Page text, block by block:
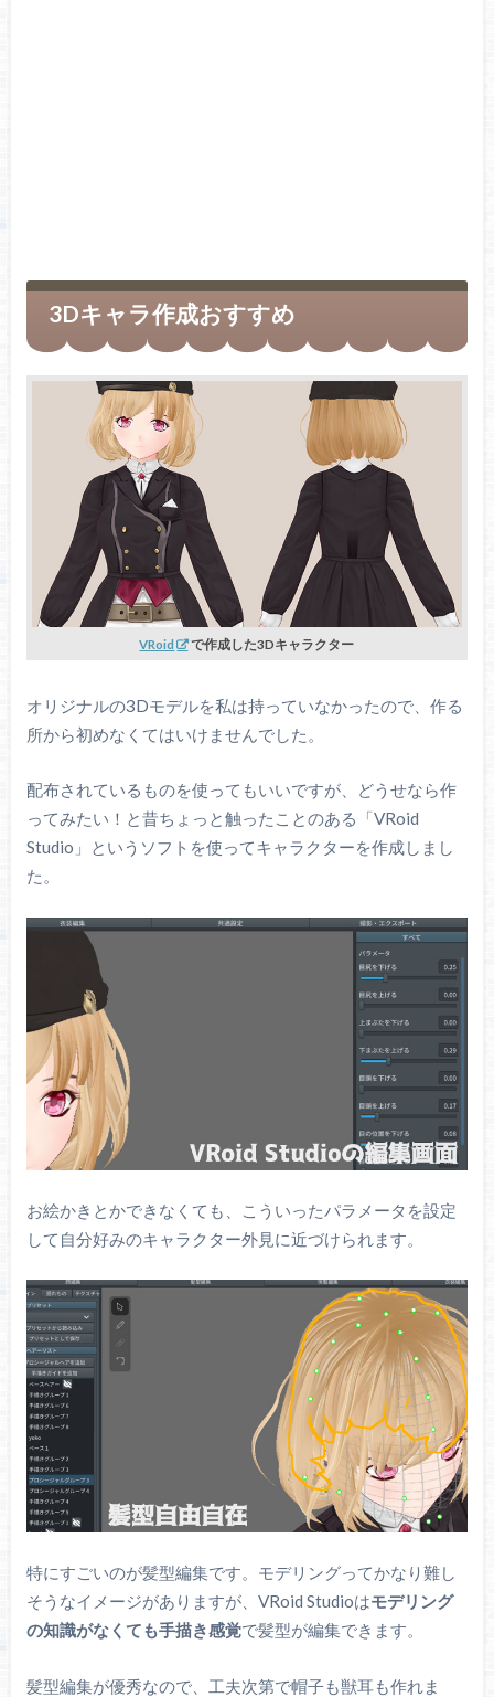
3Dキャラ作成おすすめ
VRoid で作成した3Dキャラクター
オリジナルの3Dモデルを私は持っていなかったので、作る
所から初めなくてはいけませんでした。
配布されているものを使ってもいいですが、どうせなら作
ってみたい！と昔ちょっと触ったことのある「VRoid
Studio」というソフトを使ってキャラクターを作成しまし
た。
お絵かきとかできなくても、こういったパラメータを設定
して自分好みのキャラクター外見に近づけられます。
特にすごいのが髪型編集です。モデリングってかなり難し
そうなイメージがありますが、VRoid Studioはモデリング
の知識がなくても手描き感覚で髪型が編集できます。
髪型編集が優秀なので、工夫次第で帽子も獣耳も作れま